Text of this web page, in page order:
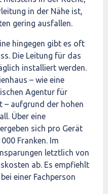
in der Nähe ist,
gering ausfallen.
hingegen gibt es oft
Die Leitung für das
installiert werden.
– wie eine
Agentur für
– aufgrund der hohen
Über eine
sich pro Gerät
Franken. Im
letztlich von
ab. Es empfiehlt
einer Fachperson